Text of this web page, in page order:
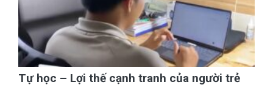
Tự học – Lợi thế cạnh tranh của người trẻ